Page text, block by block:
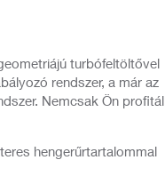
turbófeltöltővel
rendszer, a már az
Nemcsak Ön profitál
hengerűrtartalommal